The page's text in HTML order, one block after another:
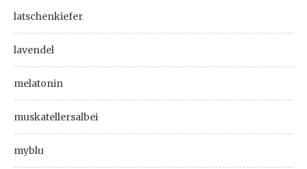
latschenkiefer
lavendel
melatonin
muskatellersalbei
myblu